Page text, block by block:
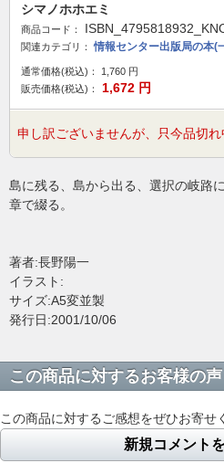
シマノホホエミ
商品コード：
関連カテゴリ： 情報センター出版局の本(
通常価格(税込)： 1,760 円
販売価格(税込)：
1,672 円
申し訳ございませんが、只今品切れ
島に残る、島から出る、選択の岐路
章で綴る。
著者:長野陽一
イラスト:
サイズ:A5変並製
発行日:2001/10/06
この商品に対するお客様の声
この商品に対するご感想をぜひお寄せ
新規コメント